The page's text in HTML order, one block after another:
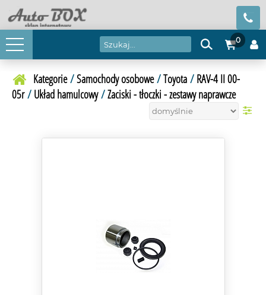
0
Kategorie/Samochody osobowe/Toyota/ RAV-4 II 00-
05r/ Układ hamulcowy/Zaciski - tłoczki - zestawy naprawcze